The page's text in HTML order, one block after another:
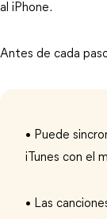
al iPhone.
Antes de cada
• Puede
iTunes con el
• Las